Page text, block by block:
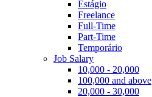
Estágio
Freelance
Full-Time
Part-Time
Temporário
Job Salary
10,000 - 20,000
100,000 and above
20,000 - 30,000